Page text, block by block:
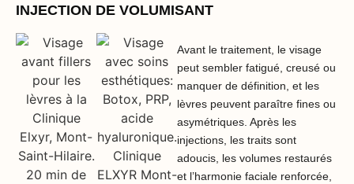
INJECTION DE VOLUMISANT
Avant le traitement, le visage
peut sembler fatigué, creusé ou
manquer de définition, et les
lèvres peuvent paraître fines ou
asymétriques. Après les
injections, les traits sont
adoucis, les volumes restaurés
et l’harmonie faciale renforcée,